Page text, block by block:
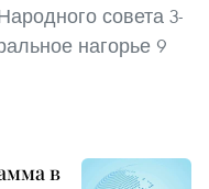
совета 3-
нагорье 9
в